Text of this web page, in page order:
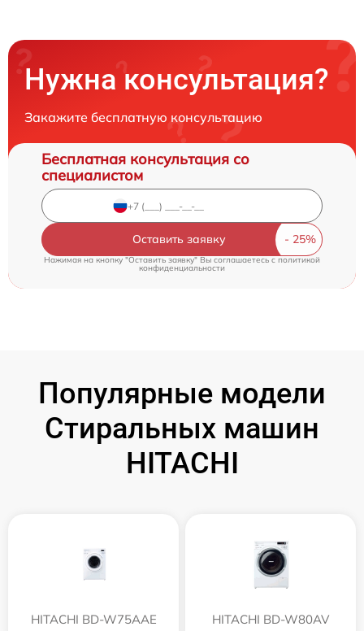
Нужна консультация?
Закажите бесплатную консультацию
Бесплатная консультация со
специалистом
Оставить заявку
Нажимая на кнопку "Оставить заявку" Вы соглашаетесь cполитикой
конфиденциальности
Популярные модели
Стиральных машин
HITACHI
HITACHI BD-W75AAE HITACHI BD-W80AV